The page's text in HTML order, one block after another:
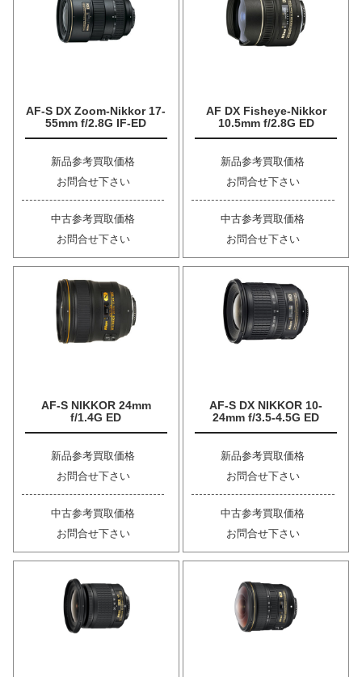
AF-S DX Zoom-Nikkor 17-
55mm f/2.8G IF-ED
新品参考買取価格
お問合せ下さい
中古参考買取価格
お問合せ下さい
AF DX Fisheye-Nikkor
10.5mm f/2.8G ED
新品参考買取価格
お問合せ下さい
中古参考買取価格
お問合せ下さい
AF-S NIKKOR 24mm
f/1.4G ED
新品参考買取価格
お問合せ下さい
中古参考買取価格
お問合せ下さい
AF-S DX NIKKOR 10-
24mm f/3.5-4.5G ED
新品参考買取価格
お問合せ下さい
中古参考買取価格
お問合せ下さい